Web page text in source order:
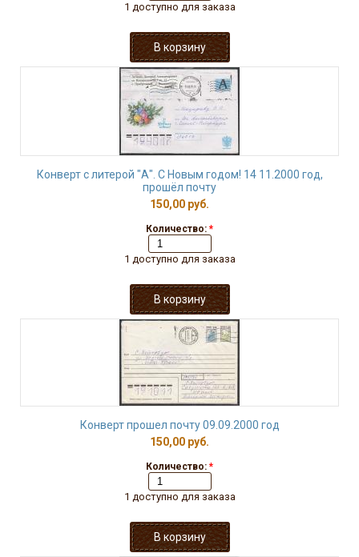
1 доступно для заказа
Конверт с литерой "А". С Новым годом! 14 11.2000 год,
прошёл почту
150,00 руб.
Количество: *
1 доступно для заказа
Конверт прошел почту 09.09.2000 год
150,00 руб.
Количество: *
1 доступно для заказа